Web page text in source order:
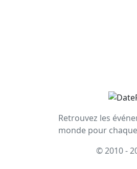
Retrouvez les
monde pour
© 2010 -